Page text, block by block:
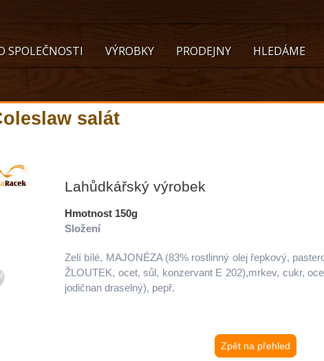
SPOLEČNOSTI VÝROBKY PRODEJNY HLEDÁME
salát
Lahůdkářský výrobek
Hmotnost 150g
Složení
Zelí bílé, MAJONÉZA (83% rostlinný olej řepkový,
ŽLOUTEK, ocet, sůl, konzervant E 202),mrkev, cukr,
jodičnan draselný), pepř.
Zpět na přehled